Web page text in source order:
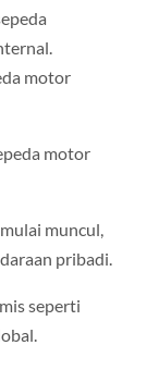
motor
motor
muncul,
pribadi.
seperti